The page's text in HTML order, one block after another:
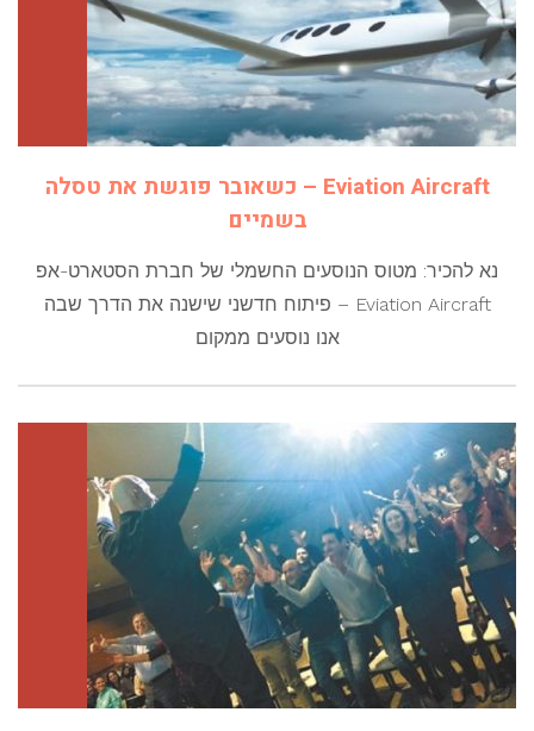
Eviation Aircraft – כשאובר פוגשת את טסלה
בשמיים
נא להכיר: מטוס הנוסעים החשמלי של חברת הסטארט-אפ
Eviation Aircraft – פיתוח חדשני שישנה את הדרך שבה
אנו נוסעים ממקום